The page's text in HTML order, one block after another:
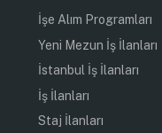
İşe Alım Programları
Yeni Mezun İş İlanları
İstanbul İş İlanları
İş İlanları
Staj İlanları